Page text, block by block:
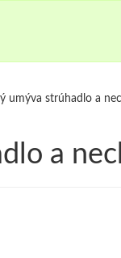
umýva strúhadlo a
a